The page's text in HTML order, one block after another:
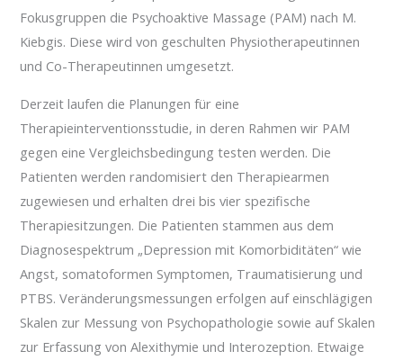
Fokusgruppen die Psychoaktive Massage (PAM) nach M.
Kiebgis. Diese wird von geschulten Physiotherapeutinnen
und Co-Therapeutinnen umgesetzt.
Derzeit laufen die Planungen für eine
Therapieinterventionsstudie, in deren Rahmen wir PAM
gegen eine Vergleichsbedingung testen werden. Die
Patienten werden randomisiert den Therapiearmen
zugewiesen und erhalten drei bis vier spezifische
Therapiesitzungen. Die Patienten stammen aus dem
Diagnosespektrum „Depression mit Komorbiditäten“ wie
Angst, somatoformen Symptomen, Traumatisierung und
PTBS. Veränderungsmessungen erfolgen auf einschlägigen
Skalen zur Messung von Psychopathologie sowie auf Skalen
zur Erfassung von Alexithymie und Interozeption. Etwaige